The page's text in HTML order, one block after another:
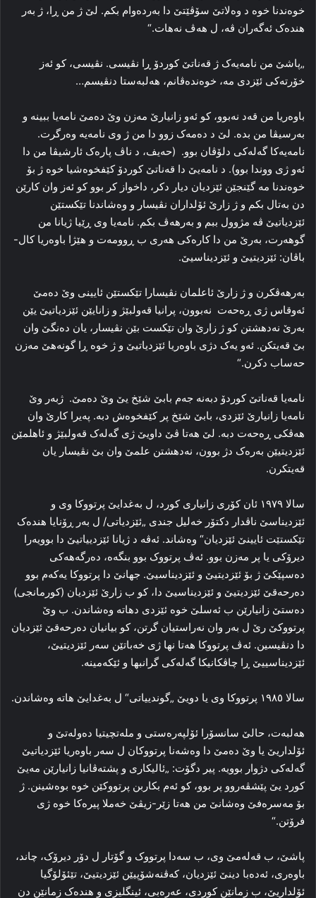
خوه‌ندنا خوه‌ د وه‌لاتێ سۆڤێتێ دا به‌رده‌وام بکم. لێ ژ من ڕا، ژ بەر
هنده‌ک ئه‌گه‌ران ڤە، ل هه‌ڤ نه‌هات.“
„پاشێ من نامه‌یەک ژ قەناتێ کوردۆ ڕا نڤیسی. نڤیسی، کو ئه‌ز
خۆرته‌کی ئێزدی مه‌، خوه‌نده‌ڤانم، هه‌لبه‌ستا دنڤیسم…
باوەریا من قەد نەبوو، کو ئه‌و زانیارێ مەزن وێ ده‌مێ نامەیا ببینه‌ و
به‌رسیڤا من بده‌. لێ د دەمەک زوو دا من ژ وی نامه‌یە وەرگرت.
نامه‌یه‌کا گه‌له‌کی دلۆڤان بوو. (حه‌یف، د ناڤ پاره‌ک ئارشیڤا من دا
ئه‌و ژی ووندا بوو). د نامەیێ دا قەناتێ کوردۆ کێفخوه‌شیا خوه‌ ژ بۆ
خوه‌ندنا مه‌ گێنجێن ئێزدیان دیار دکر، داخواز کر بوو کو ئه‌ز وان کارێن
دن به‌تال بکم و ژ زارێ ئۆلداران نڤیسار و وه‌شاندنا تێکستێن
ئێزدیاتیێ ڤە مژوول ببم و به‌رهەڤ بکم. نامەیا وی ڕێیا ژیانا من
گوهه‌رت، به‌رێ من دا کاره‌کی هه‌ری ب ڕوومه‌ت و هێژا باوەریا کال-
باڤان: ئێزدیتیێ و ئێزدیناسیێ.
به‌رهەڤکرن و ژ زارێ ئاعلمان نڤیسارا تێکستێن ئایینی وێ ده‌مێ
ئه‌وقاس ژی ڕه‌حه‌ت نەبوون، پرانیا قه‌ولبێژ و زانایێن ئێزدیاتیێ یێن
بەرێ نه‌دهشتن کو ژ زارێ وان تێکست بێن نڤیسار، یان ده‌نگێ وان
بێ قه‌یتکن. ئه‌و یه‌ک دژی باوەریا ئێزدیاتیێ و ژ خوه‌ ڕا گونه‌هێ مه‌زن
حه‌ساب دکرن.“
نامەیا قەناتێ کوردۆ دبەنه‌ جه‌م بابێ شێخ یێ وێ ده‌مێ. ژبەر وێ
نامەیا زانیارێ ئێزدی، بابێ شێخ پر کێفخوه‌ش دبه‌. په‌یرا کارێ وان
هه‌ڤکی ڕه‌حه‌ت دبه‌. لێ هه‌تا ڤێ داویێ ژی گه‌له‌ک قه‌ولبێژ و ئاهلمێن
ئێزدیتیێن به‌رەک دژ بوون، نه‌دهشتن علمێ وان بێ نڤیسار یان
قه‌یتکرن.
سالا ۱۹۷۹ ئان کۆری زانیاری کورد، ل به‌غدایێ پرتووکا وی و
ئێزدیناسێ ناڤدار دکتۆر خه‌لیل جندی „ئێزدیاتی/ ل به‌ر ڕۆنایا هنده‌ک
تێکستێت ئایینێ ئێزدیان“ وه‌شاند. ئه‌ڤە د ژیانا ئێزدییاتیێ دا بوویەرا
دیرۆکی یا پر مه‌زن بوو. ئه‌ڤ پرتووک بوو بنگه‌ه، ده‌رگه‌هه‌کی
ده‌سپێکێ ژ بۆ ئێزدیتیێ و ئێزدیناسیێ. جهانێ دا پرتووکا یەکەم بوو
ده‌رحه‌قێ ئێزدیتیێ و ئێزدیناسیێ دا، کو ب زارێ ئێزدیان (کورمانجی)
ده‌ستێ زانیارێن ب ئه‌سلێ خوه‌ ئێزدی دهاته‌ وه‌شاندن. ب وێ
پرتووکێ رێ ل به‌ر وان نه‌راستیان گرتن، کو بیانیان ده‌رحه‌قێ ئێزدیان
دا دنڤیسین. ئه‌ڤ پرتووکا هه‌تا نها ژی خه‌باتێن سه‌ر ئێزدیتیێ،
ئێزدیناسییێ ڕا چاڤکانیکا گه‌له‌کی گرانبها و ئێکەمینه‌.
سالا ۱۹۸٥ پرتووکا وی یا دویێ „گوندییاتی“ ل به‌غدایێ هاته‌ وه‌شاندن.
هه‌لبه‌ت، حالێ سانسۆرا ئۆلپه‌ره‌ستی و مله‌تچیتیا ده‌وله‌تێ و
ئۆلداریێ یا وێ ده‌مێ دا وه‌شه‌نا پرتووکان ل سه‌ر باوەریا ئێزدیاتیێ
گه‌له‌کی دژوار بوویه‌. پیر دگۆت: „ئالیکاری و پشتەڤانیا زانیارێن مه‌یێ
کورد یێ پێشڤه‌روو پر بوو، کو ئه‌م بکاربن پرتووکێن خوه‌ بوه‌شینن. ژ
بۆ مەسرەفێ وه‌شانێ من هه‌تا زێر-زیڤێ خه‌ملا پیره‌کا خوه‌ ژی
فرۆتن.“
پاشێ، ب قه‌له‌مێ وی، ب سه‌دا پرتووک و گۆتار ل دۆر دیرۆک، چاند،
باوەری، ئه‌ده‌با دینێ ئێزدیان، که‌ڤنه‌شۆپیێن ئێزدیتیێ، تێئۆلۆگیا
ئۆلداریێ، ب زمانێن کوردی، عه‌ره‌بی، ئینگلیزی و هندەک زمانێن دن